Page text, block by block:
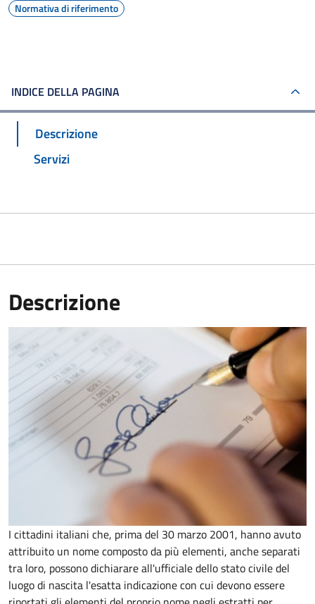
Normativa di riferimento
INDICE DELLA PAGINA
Descrizione
Servizi
Descrizione
I cittadini italiani che, prima del 30 marzo 2001, hanno avuto
attribuito un nome composto da più elementi, anche separati
tra loro, possono dichiarare all'ufficiale dello stato civile del
luogo di nascita l'esatta indicazione con cui devono essere